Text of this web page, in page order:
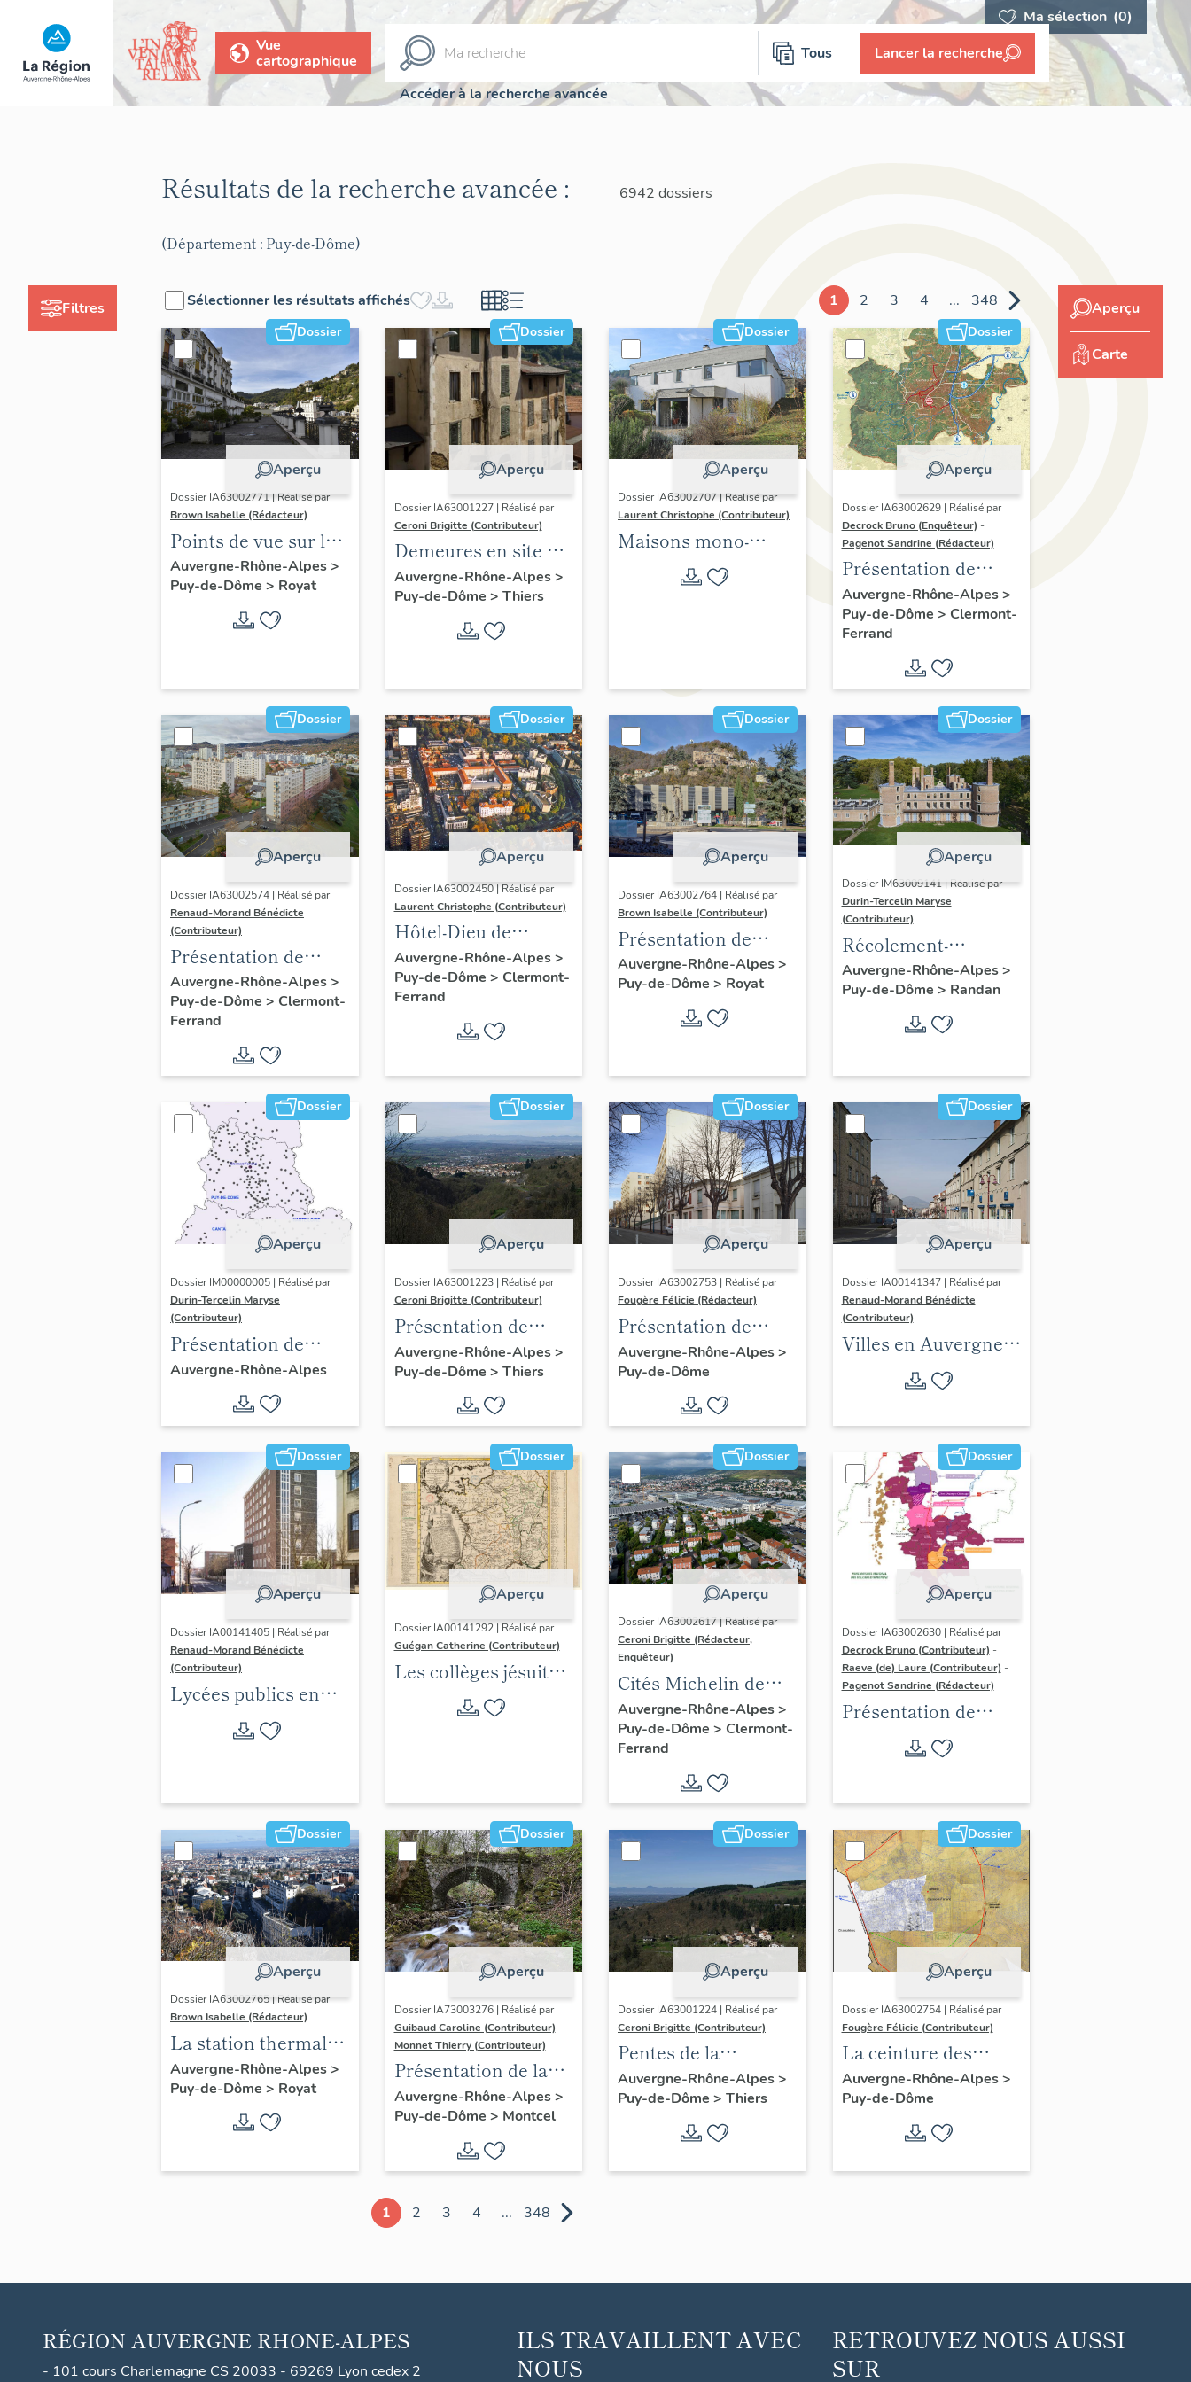
Ma sélection (0)
Vue
cartographique
Tous Lancer la recherche
Accéder à la recherche avancée
Filtres
Résultats de la recherche avancée : 6942 dossiers
(Département : Puy-de-Dôme)
Sélectionner les résultats affichés 1 2 3 4 ... 348
Dossier
Aperçu
Dossier IA63002771 | Réalisé par
Brown Isabelle (Rédacteur)
Points de vue sur le
paysage thermal
Auvergne-Rhône-Alpes>
Puy-de-Dôme > Royat
Dossier
Aperçu
Dossier IA63001227 | Réalisé par
Ceroni Brigitte (Contributeur)
Demeures en site de
pente
Auvergne-Rhône-Alpes>
Puy-de-Dôme > Thiers
Dossier
Aperçu
Dossier IA63002707 | Réalisé par
Laurent Christophe (Contributeur)
Maisons mono-
familiales
singulières des
Clermont Auvergne
métropole. 2021-2024.
Dossier
Aperçu
Dossier IA63002629 | Réalisé par
Decrock Bruno (Enquêteur) -
Pagenot Sandrine (Rédacteur)
Présentation de
l'opération
d'inventaire du
patrimoine viticole
du territoire de
Clermont-Auvergne-
Métropole
Auvergne-Rhône-Alpes>
Puy-de-Dôme > Clermont-
Ferrand
Dossier
Aperçu
Dossier IA63002574 | Réalisé par
Renaud-Morand Bénédicte
(Contributeur)
Présentation de
l'opération
ponctuelle "Muraille
de Chine" (de
Clermont-Ferrand)
Auvergne-Rhône-Alpes>
Puy-de-Dôme > Clermont-
Ferrand
Dossier
Aperçu
Dossier IA63002450 | Réalisé par
Laurent Christophe (Contributeur)
Hôtel-Dieu de
Clermont-Ferrand :
les raisons de l'étude
Auvergne-Rhône-Alpes>
Puy-de-Dôme > Clermont-
Ferrand
Dossier
Aperçu
Dossier IA63002764 | Réalisé par
Brown Isabelle (Contributeur)
Présentation de
l'opération
d'inventaire de la
station thermale de
Royat-Chamalières
Auvergne-Rhône-Alpes>
Puy-de-Dôme > Royat
Dossier
Aperçu
Dossier IM63009141 | Réalisé par
Durin-Tercelin Maryse
(Contributeur)
Récolement-
inventaire du fonds
mobilier du domaine
royal de Randan
Auvergne-Rhône-Alpes>
Puy-de-Dôme > Randan
Dossier
Aperçu
Dossier IM00000005 | Réalisé par
Durin-Tercelin Maryse
(Contributeur)
Présentation de
l’opération tissus et
ornements
liturgiques en
Auvergne-Rhône-Alpes
Dossier
Aperçu
Dossier IA63001223 | Réalisé par
Ceroni Brigitte (Contributeur)
Présentation de
l'enquête thématique
régionale "Pentes de
la commune de
Thiers"
Auvergne-Rhône-Alpes>
Puy-de-Dôme > Thiers
Dossier
Aperçu
Dossier IA63002753 | Réalisé par
Fougère Félicie (Rédacteur)
Présentation de
l'opération
d'inventaire des
boulevards de
ceinture de
Clermont-Ferrand
Auvergne-Rhône-Alpes>
Puy-de-Dôme
Dossier
Aperçu
Dossier IA00141347 | Réalisé par
Renaud-Morand Bénédicte
(Contributeur)
Villes en Auvergne :
les formes urbaines
Dossier
Aperçu
Dossier IA00141405 | Réalisé par
Renaud-Morand Bénédicte
(Contributeur)
Lycées publics en
espace urbain (1802-
Dossier
Aperçu
Dossier IA00141292 | Réalisé par
Guégan Catherine (Contributeur)
Les collèges jésuites
d'Ancien Régime
(1556-1763) dans la
Dossier
Aperçu
Dossier IA63002617 | Réalisé par
Ceroni Brigitte (Rédacteur,
Enquêteur)
Cités Michelin de
l'agglomération
clermontoise
Auvergne-Rhône-Alpes>
Puy-de-Dôme > Clermont-
Ferrand
Dossier
Aperçu
Dossier IA63002630 | Réalisé par
Decrock Bruno (Contributeur) -
Raeve (de) Laure (Contributeur) -
Pagenot Sandrine (Rédacteur)
Présentation de
l'aire d'étude de
l'inventaire du
de Clermont-
Auvergne-Métropole
Dossier
Aperçu
Dossier IA63002765 | Réalisé par
Brown Isabelle (Rédacteur)
La station thermale
de Royat-
Chamalières
Auvergne-Rhône-Alpes>
Puy-de-Dôme > Royat
Dossier
Aperçu
Dossier IA73003276 | Réalisé par
Guibaud Caroline (Contributeur) -
Monnet Thierry (Contributeur)
Présentation de la
commune de
Montcel
Auvergne-Rhône-Alpes>
Puy-de-Dôme > Montcel
Dossier
Aperçu
Dossier IA63001224 | Réalisé par
Ceroni Brigitte (Contributeur)
Pentes de la
commune de Thiers
Auvergne-Rhône-Alpes>
Puy-de-Dôme > Thiers
Dossier
Aperçu
Dossier IA63002754 | Réalisé par
Fougère Félicie (Contributeur)
La ceinture des
boulevards de
Clermont-Ferrand
Auvergne-Rhône-Alpes>
Puy-de-Dôme
1 2 3 4 ... 348
Aperçu
Carte
RÉGION AUVERGNE RHONE-ALPES
- 101 cours Charlemagne CS 20033 - 69269 Lyon cedex 2
ILS TRAVAILLENT AVEC
NOUS
RETROUVEZ NOUS AUSSI
SUR